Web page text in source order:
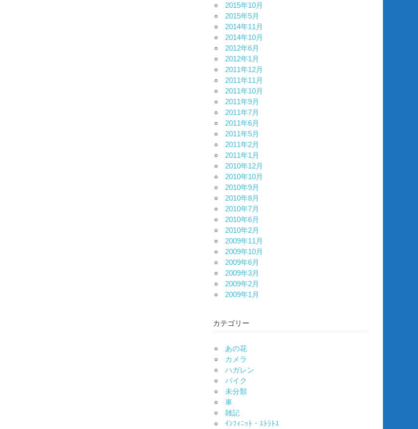
2015年10月
2015年5月
2014年11月
2014年10月
2012年6月
2012年1月
2011年12月
2011年11月
2011年10月
2011年9月
2011年7月
2011年6月
2011年5月
2011年2月
2011年1月
2010年12月
2010年10月
2010年9月
2010年8月
2010年7月
2010年6月
2010年2月
2009年11月
2009年10月
2009年6月
2009年3月
2009年2月
2009年1月
カテゴリー
あの花
カメラ
ハガレン
バイク
未分類
車
雑記
ｲﾝﾌｨﾆｯﾄ・ｽﾄﾗﾄｽ